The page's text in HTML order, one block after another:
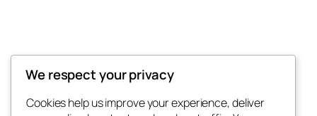
Thunder Feeds
你最喜欢的电子游戏和攻略杂志
We respect your privacy
Cookies help us improve your experience, deliver